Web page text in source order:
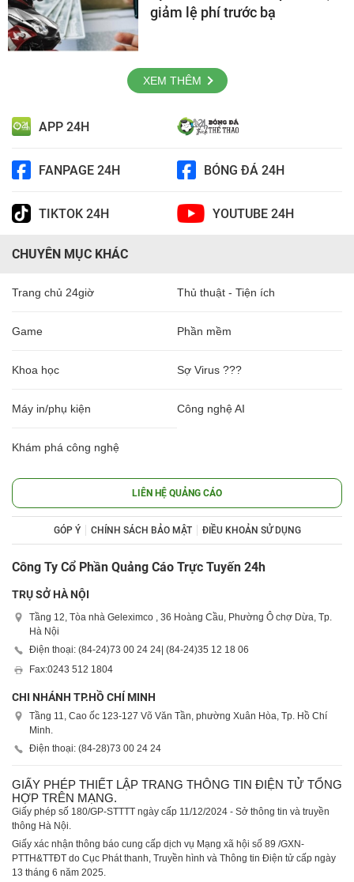
giảm lệ phí trước bạ
XEM THÊM
APP 24H
FANPAGE 24H BÓNG ĐÁ 24H
TIKTOK 24H YOUTUBE 24H
CHUYÊN MỤC KHÁC
Trang chủ 24giờ Thủ thuật - Tiện ích
Game Phần mềm
Khoa học Sợ Virus ???
Máy in/phụ kiện Công nghệ AI
Khám phá công nghệ
LIÊN HỆ QUẢNG CÁO
GÓP Ý CHÍNH SÁCH BẢO MẬT ĐIỀU KHOẢN SỬ DỤNG
Công Ty Cổ Phần Quảng Cáo Trực Tuyến 24h
TRỤ SỞ HÀ NỘI
Tầng 12, Tòa nhà Geleximco , 36 Hoàng Cầu, Phường Ô chợ Dừa, Tp.
Hà Nội
Điện thoại: (84-24)73 00 24 24 | (84-24)35 12 18 06
Fax:0243 512 1804
CHI NHÁNH TP.HỒ CHÍ MINH
Tầng 11, Cao ốc 123-127 Võ Văn Tần, phường Xuân Hòa, Tp. Hồ Chí
Minh.
Điện thoại: (84-28)73 00 24 24
GIẤY PHÉP THIẾT LẬP TRANG THÔNG TIN ĐIỆN TỬ TỔNG
HỢP TRÊN MẠNG.
Giấy phép số 180/GP-STTTT ngày cấp 11/12/2024 - Sở thông tin và truyền
thông Hà Nội.
Giấy xác nhận thông báo cung cấp dịch vụ Mạng xã hội số 89 /GXN-
PTTH&TTĐT do Cục Phát thanh, Truyền hình và Thông tin Điện tử cấp ngày
13 tháng 6 năm 2025.